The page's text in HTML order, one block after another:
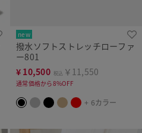
new
撥水ソフトストレッチローファ
ー801
¥ 10,500 税込 ￥11,550
通常価格から8%OFF
+ 6カラー